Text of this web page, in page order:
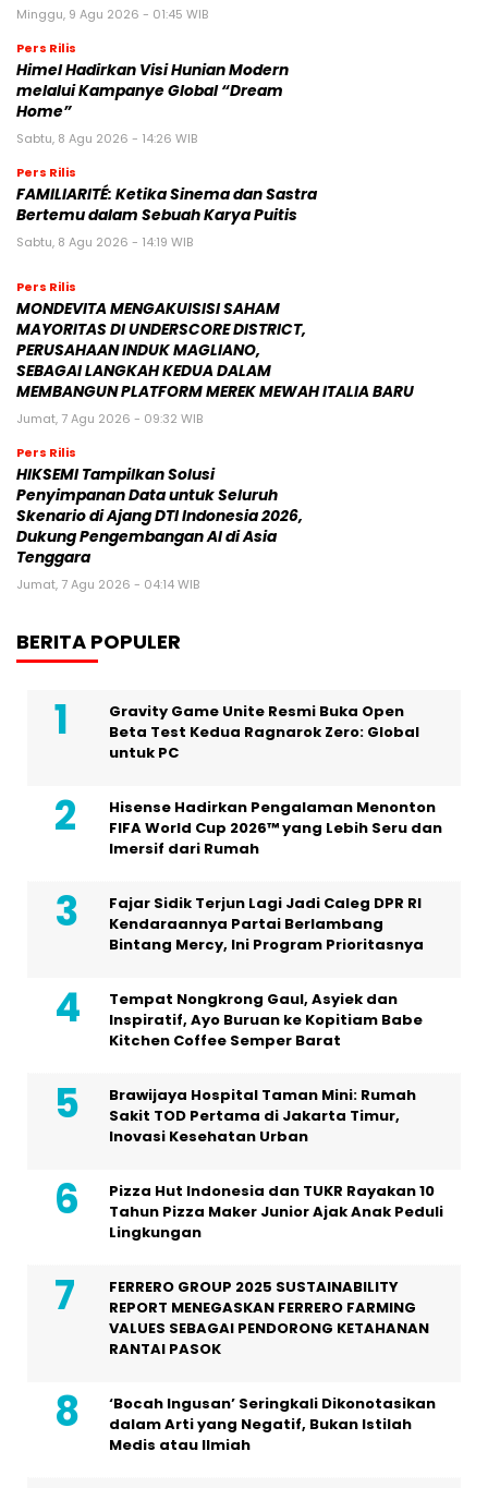
Minggu, 9 Agu 2026 - 01:45 WIB
Pers Rilis
Himel Hadirkan Visi Hunian Modern
melalui Kampanye Global “Dream
Home”
Sabtu, 8 Agu 2026 - 14:26 WIB
Pers Rilis
FAMILIARITÉ: Ketika Sinema dan Sastra
Bertemu dalam Sebuah Karya Puitis
Sabtu, 8 Agu 2026 - 14:19 WIB
Pers Rilis
MONDEVITA MENGAKUISISI SAHAM
MAYORITAS DI UNDERSCORE DISTRICT,
PERUSAHAAN INDUK MAGLIANO,
SEBAGAI LANGKAH KEDUA DALAM
MEMBANGUN PLATFORM MEREK MEWAH ITALIA BARU
Jumat, 7 Agu 2026 - 09:32 WIB
Pers Rilis
HIKSEMI Tampilkan Solusi
Penyimpanan Data untuk Seluruh
Skenario di Ajang DTI Indonesia 2026,
Dukung Pengembangan AI di Asia
Tenggara
Jumat, 7 Agu 2026 - 04:14 WIB
BERITA POPULER
Gravity Game Unite Resmi Buka Open
Beta Test Kedua Ragnarok Zero: Global
untuk PC
Hisense Hadirkan Pengalaman Menonton
FIFA World Cup 2026™ yang Lebih Seru dan
Imersif dari Rumah
Fajar Sidik Terjun Lagi Jadi Caleg DPR RI
Kendaraannya Partai Berlambang
Bintang Mercy, Ini Program Prioritasnya
Tempat Nongkrong Gaul, Asyiek dan
Inspiratif, Ayo Buruan ke Kopitiam Babe
Kitchen Coffee Semper Barat
Brawijaya Hospital Taman Mini: Rumah
Sakit TOD Pertama di Jakarta Timur,
Inovasi Kesehatan Urban
Pizza Hut Indonesia dan TUKR Rayakan 10
Tahun Pizza Maker Junior Ajak Anak Peduli
Lingkungan
FERRERO GROUP 2025 SUSTAINABILITY
REPORT MENEGASKAN FERRERO FARMING
VALUES SEBAGAI PENDORONG KETAHANAN
RANTAI PASOK
‘Bocah Ingusan’ Seringkali Dikonotasikan
dalam Arti yang Negatif, Bukan Istilah
Medis atau Ilmiah